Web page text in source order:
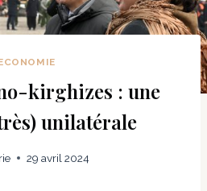
kirghizes : une
unilatérale
29 avril 2024